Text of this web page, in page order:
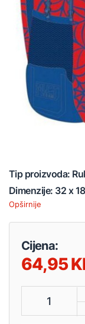
Tip proizvoda:
Dimenzije: 32 x
Opširnije
Cijena:
64,95
1